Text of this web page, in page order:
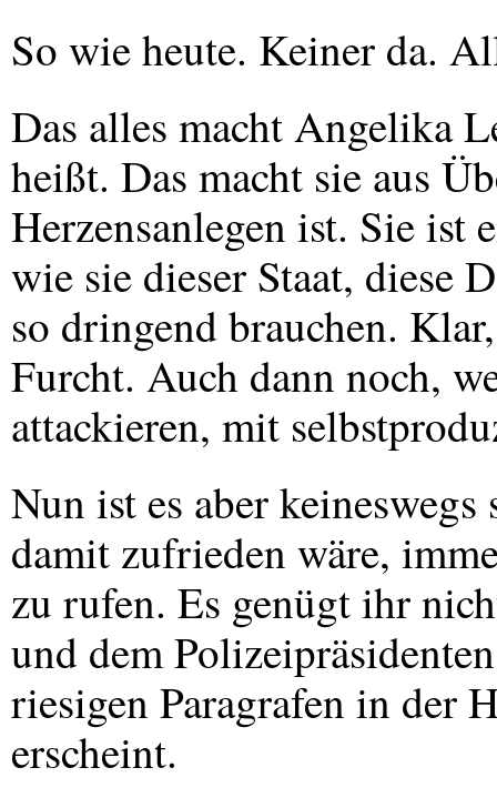
So wie heute. Keiner da.
Das alles macht Angelika
heißt. Das macht sie aus
Herzensanlegen ist. Sie
wie sie dieser Staat, diese
so dringend brauchen.
Furcht. Auch dann noch,
attackieren, mit
Nun ist es aber
damit zufrieden wäre,
zu rufen. Es genügt ihr
und dem
riesigen Paragrafen in der
erscheint.